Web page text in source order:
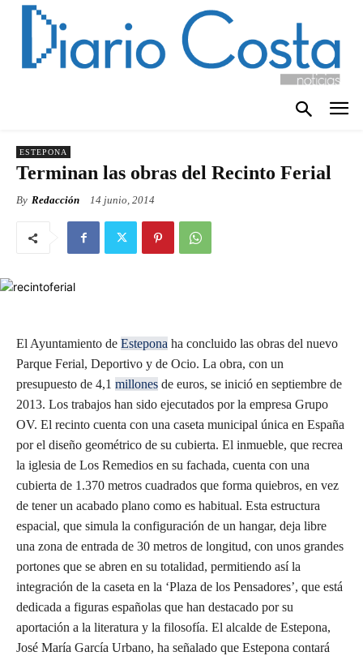
ESTEPONA
Terminan las obras del Recinto Ferial
By Redacción 14 junio, 2014
El Ayuntamiento de Estepona ha concluido las obras del nuevo
Parque Ferial, Deportivo y de Ocio. La obra, con un
presupuesto de 4,1 millones de euros, se inició en septiembre de
2013. Los trabajos han sido ejecutados por la empresa Grupo
OV. El recinto cuenta con una caseta municipal única en España
por el diseño geométrico de su cubierta. El inmueble, que recrea
la iglesia de Los Remedios en su fachada, cuenta con una
cubierta de 1.370 metros cuadrados que forma quiebros, en vez
de tener un acabado plano como es habitual. Esta estructura
espacial, que simula la configuración de un hangar, deja libre
una zona de entrada de 30 metros de longitud, con unos grandes
portones que se abren en su totalidad, permitiendo así la
integración de la caseta en la ‘Plaza de los Pensadores’, que está
dedicada a figuras españolas que han destacado por su
aportación a la literatura y la filosofía. El alcalde de Estepona,
José María García Urbano, ha señalado que Estepona contará